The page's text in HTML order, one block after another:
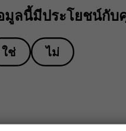
มูลนี้มีประโยชน์กับ
ใช่ ไม่